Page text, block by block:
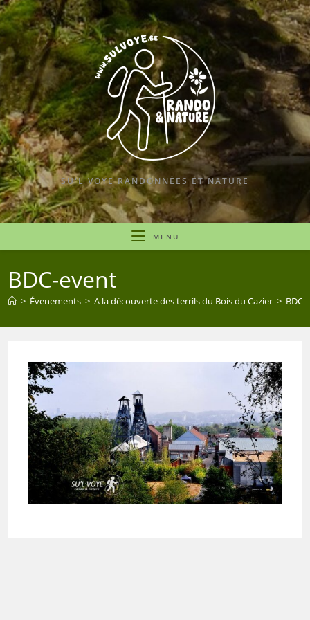
Skip
to
content
SU'L VOYE RANDONNÉES ET NATURE
MENU
BDC-event
> Évenements > A la découverte des terrils du Bois du Cazier >